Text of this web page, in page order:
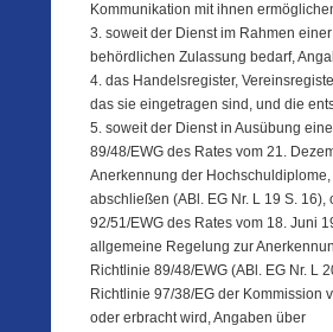
Kommunikation mit ihnen
3. soweit der Dienst im Rahmen
behördlichen Zulassung bedarf,
4. das Handelsregister,
das sie eingetragen sind, und die
5. soweit der Dienst in Ausübung
89/48/EWG des Rates vom 21.
Anerkennung der
abschließen (ABl. EG Nr. L 19 S.
92/51/EWG des Rates vom 18. Juni
allgemeine Regelung zur
Richtlinie 89/48/EWG (ABl. EG Nr. L
Richtlinie 97/38/EG der Kommission
oder erbracht wird, Angaben über